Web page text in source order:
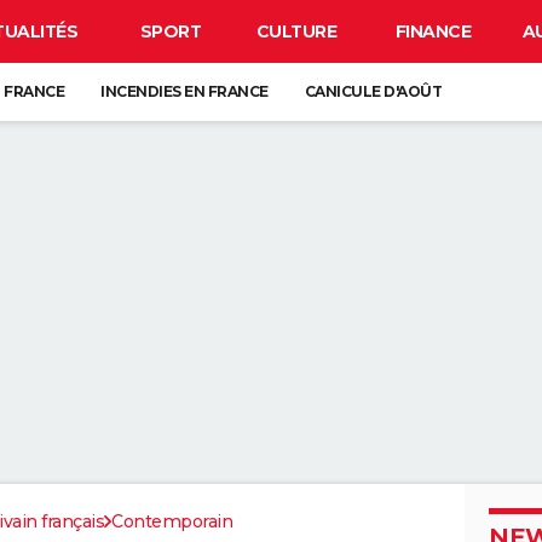
SPORT CULTURE FINANCE
INCENDIES EN FRANCE CANICULE D'AOÛT
français Contemporain